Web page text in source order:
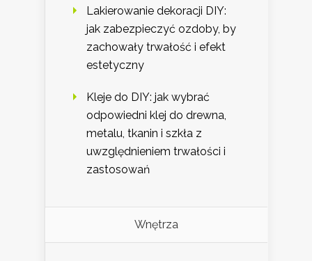
Lakierowanie dekoracji DIY:
jak zabezpieczyć ozdoby, by
zachowały trwałość i efekt
estetyczny
Kleje do DIY: jak wybrać
odpowiedni klej do drewna,
metalu, tkanin i szkła z
uwzględnieniem trwałości i
zastosowań
Wnętrza